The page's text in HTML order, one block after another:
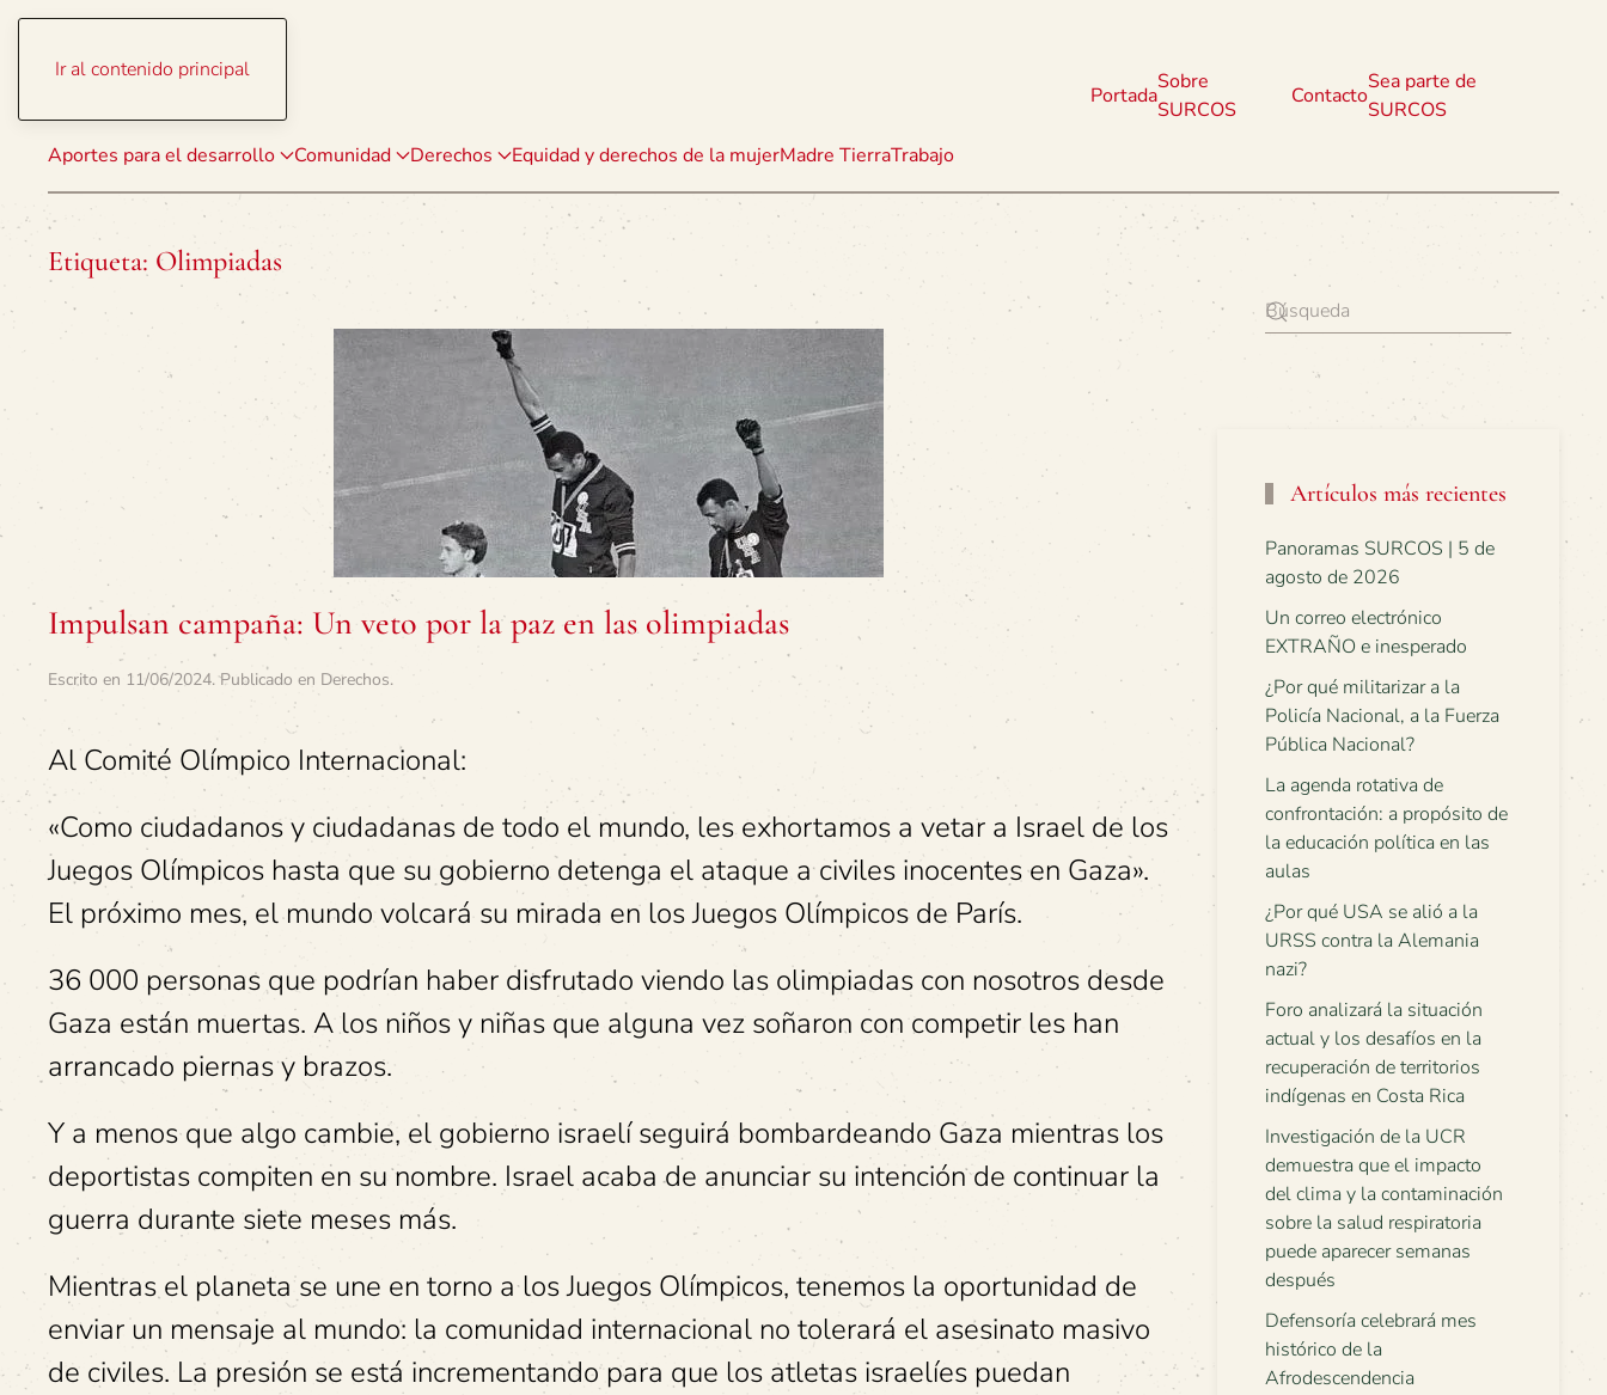
Ir al contenido principal
Aportes para el desarrollo Comunidad Derechos Equidad y derechos de la mujerMadre TierraTrabajo
Portada
Sobre
SURCOS
Contacto
Sea parte de
SURCOS
Etiqueta: Olimpiadas
Impulsan campaña: Un veto por la paz en las olimpiadas
Escrito en 11/06/2024. Publicado en Derechos.
Al Comité Olímpico Internacional:
«Como ciudadanos y ciudadanas de todo el mundo, les exhortamos a vetar a Israel de los
Juegos Olímpicos hasta que su gobierno detenga el ataque a civiles inocentes en Gaza».
El próximo mes, el mundo volcará su mirada en los Juegos Olímpicos de París.
36 000 personas que podrían haber disfrutado viendo las olimpiadas con nosotros desde
Gaza están muertas. A los niños y niñas que alguna vez soñaron con competir les han
arrancado piernas y brazos.
Y a menos que algo cambie, el gobierno israelí seguirá bombardeando Gaza mientras los
deportistas compiten en su nombre. Israel acaba de anunciar su intención de continuar la
guerra durante siete meses más.
Mientras el planeta se une en torno a los Juegos Olímpicos, tenemos la oportunidad de
enviar un mensaje al mundo: la comunidad internacional no tolerará el asesinato masivo
de civiles. La presión se está incrementando para que los atletas israelíes puedan
Artículos más recientes
Panoramas SURCOS | 5 de
agosto de 2026
Un correo electrónico
EXTRAÑO e inesperado
¿Por qué militarizar a la
Policía Nacional, a la Fuerza
Pública Nacional?
La agenda rotativa de
confrontación: a propósito de
la educación política en las
aulas
¿Por qué USA se alió a la
URSS contra la Alemania
nazi?
Foro analizará la situación
actual y los desafíos en la
recuperación de territorios
indígenas en Costa Rica
Investigación de la UCR
demuestra que el impacto
del clima y la contaminación
sobre la salud respiratoria
puede aparecer semanas
después
Defensoría celebrará mes
histórico de la
Afrodescendencia